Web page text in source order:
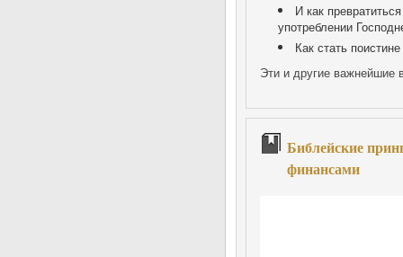
И как
употреблении
Как стать
Эти и другие важнейшие
Библейские
финансами